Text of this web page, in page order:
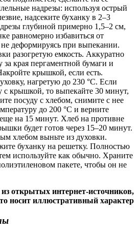
надрезы: используя острый
надсеките буханку в 2–3
глубиной примерно 1,5–2 см,
равномерно избавиться от
деформируясь при выпекании.
разогретую емкость. Аккуратно
края пергаментной бумаги и
крышкой, если есть.
нагретую до 230 °С. Если
с крышкой, то выпекайте 30 минут,
посуду с хлебом, снимите с нее
до 200 °С и верните
на 15 минут. Хлеб на противне
будет готов через 15–20 минут.
хлебом выньте из духовки.
буханку на решетку. Полностью
используйте как обычно. Храните
пакете, чтобы он не
открытых интернет-источников,
носит иллюстративный характер